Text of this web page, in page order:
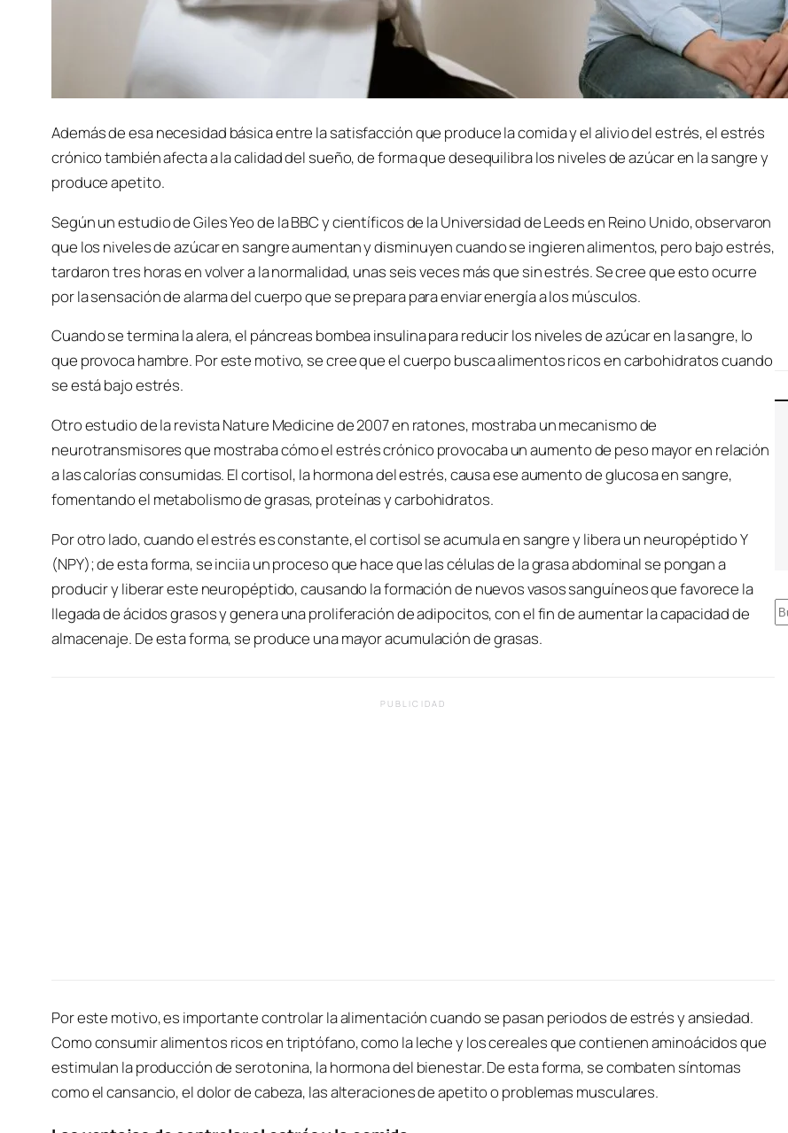
Además de esa necesidad básica entre la satisfacción que produce la comida y el alivio del estrés, el estrés
crónico también afecta a la calidad del sueño, de forma que desequilibra los niveles de azúcar en la sangre y
produce apetito.
Según un estudio de Giles Yeo de la BBC y científicos de la Universidad de Leeds en Reino Unido, observaron
que los niveles de azúcar en sangre aumentan y disminuyen cuando se ingieren alimentos, pero bajo estrés,
tardaron tres horas en volver a la normalidad, unas seis veces más que sin estrés. Se cree que esto ocurre
por la sensación de alarma del cuerpo que se prepara para enviar energía a los músculos.
Cuando se termina la alera, el páncreas bombea insulina para reducir los niveles de azúcar en la sangre, lo
que provoca hambre. Por este motivo, se cree que el cuerpo busca alimentos ricos en carbohidratos cuando
se está bajo estrés.
Otro estudio de la revista Nature Medicine de 2007 en ratones, mostraba un mecanismo de
neurotransmisores que mostraba cómo el estrés crónico provocaba un aumento de peso mayor en relación
a las calorías consumidas. El cortisol, la hormona del estrés, causa ese aumento de glucosa en sangre,
fomentando el metabolismo de grasas, proteínas y carbohidratos.
Por otro lado, cuando el estrés es constante, el cortisol se acumula en sangre y libera un neuropéptido Y
(NPY); de esta forma, se inciia un proceso que hace que las células de la grasa abdominal se pongan a
producir y liberar este neuropéptido, causando la formación de nuevos vasos sanguíneos que favorece la
llegada de ácidos grasos y genera una proliferación de adipocitos, con el fin de aumentar la capacidad de
almacenaje. De esta forma, se produce una mayor acumulación de grasas.
PUBLICIDAD
Por este motivo, es importante controlar la alimentación cuando se pasan periodos de estrés y ansiedad.
Como consumir alimentos ricos en triptófano, como la leche y los cereales que contienen aminoácidos que
estimulan la producción de serotonina, la hormona del bienestar. De esta forma, se combaten síntomas
como el cansancio, el dolor de cabeza, las alteraciones de apetito o problemas musculares.
B